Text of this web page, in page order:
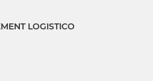
LOGISTICO